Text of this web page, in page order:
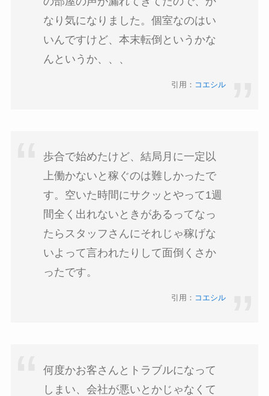
なり気になりました。個室なのはい
いんですけど、本末転倒というかな
んというか、、、
引用： コエシル
歩合で始めたけど、結局月に一定以
上働かないと稼ぐのは難しかったで
す。空いた時間にサクッとやって1週
間全く出れないときがあるってなっ
たらスタッフさんにそれじゃ稼げな
いよって言われたりして面倒くさか
ったです。
引用： コエシル
何度かお客さんとトラブルになって
しまい、会社が悪いとかじゃなくて